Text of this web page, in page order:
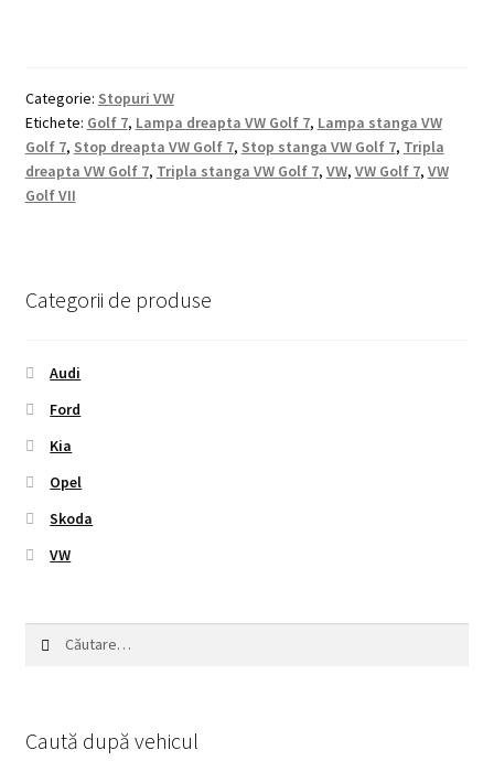
Categorie: Stopuri VW
Etichete: Golf 7, Lampa dreapta VW Golf 7, Lampa stanga VW
Golf 7, Stop dreapta VW Golf 7, Stop stanga VW Golf 7, Tripla
dreapta VW Golf 7, Tripla stanga VW Golf 7, VW, VW Golf 7, VW
Golf VII
Categorii de produse
Audi
Ford
Kia
Opel
Skoda
VW
Caută după vehicul